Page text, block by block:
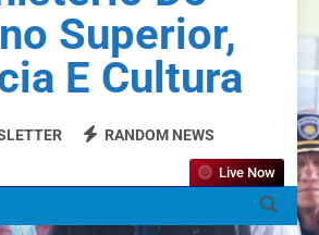
Superior,
E Cultura
RANDOM NEWS
Live Now